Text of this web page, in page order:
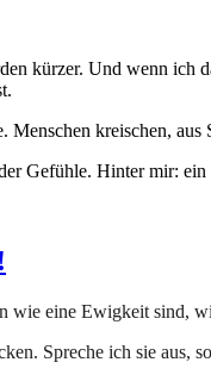
kürzer. Und wenn ich
kreischen,
Gefühle. Hinter mir:
wie eine Ewigkeit sind,
Spreche ich sie aus,